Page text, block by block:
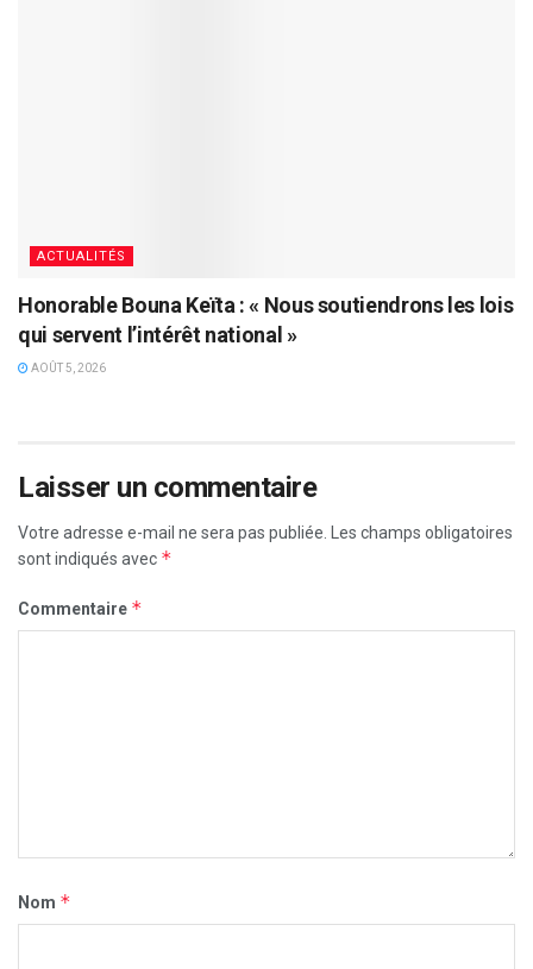
ACTUALITÉS
Honorable Bouna Keïta : « Nous soutiendrons les lois
qui servent l’intérêt national »
AOÛT 5, 2026
Laisser un commentaire
Votre adresse e-mail ne sera pas publiée.
Les champs obligatoires
sont indiqués avec *
Commentaire *
Nom *